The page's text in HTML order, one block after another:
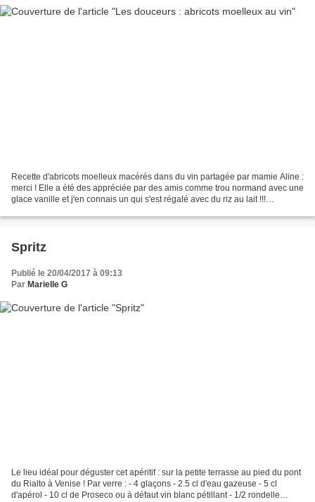
Recette d'abricots moelleux macérés dans du vin partagée par mamie Aline :
merci ! Elle a été des appréciée par des amis comme trou normand avec une
glace vanille et j'en connais un qui s'est régalé avec du riz au lait !!!
Spritz
Publié le 20/04/2017 à 09:13
Par Marielle G
Le lieu idéal pour déguster cet apéritif : sur la petite terrasse au pied du pont
du Rialto à Venise ! Par verre : - 4 glaçons - 2.5 cl d'eau gazeuse - 5 cl
d'apérol - 10 cl de Proseco ou à défaut vin blanc pétillant - 1/2 rondelle